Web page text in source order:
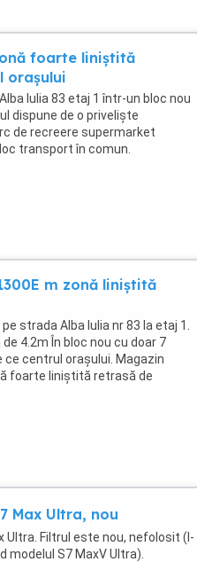
foarte liniștită
orașului
Iulia 83 etaj 1 într-un bloc nou
dispune de o priveliște
de recreere supermarket
transport în comun.
m zonă liniștită
strada Alba Iulia nr 83 la etaj 1.
4.2m În bloc nou cu doar 7
centrul orașului. Magazin
foarte liniștită retrasă de
Max Ultra, nou
Ultra. Filtrul este nou, nefolosit (l-
modelul S7 MaxV Ultra).